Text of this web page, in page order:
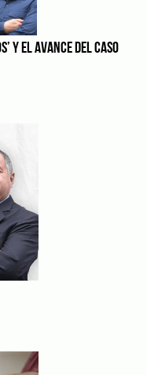
Y EL AVANCE DEL CASO